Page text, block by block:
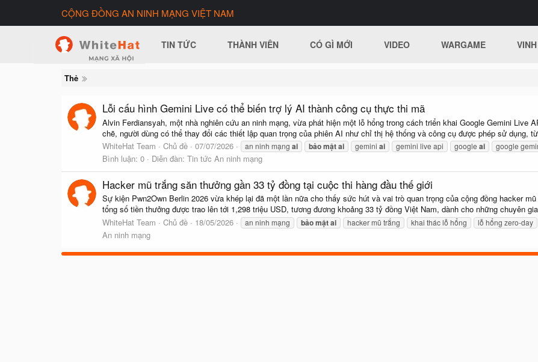
CỘNG ĐỒNG AN NINH MẠNG VIỆT NAM
TIN TỨC THÀNH VIÊN CÓ GÌ MỚI VIDEO WARGAME
Thẻ
Lỗi cấu hình Gemini Live có thể biến trợ lý AI thành công cụ thực thi mã
Alvin Ferdiansyah, một nhà nghiên cứu an ninh mạng, vừa phát hiện một lỗ hổng trong cách triển khai Google Gemini Live
chẽ, người dùng có thể thay đổi các thiết lập quan trọng của phiên AI như chỉ thị hệ thống và công cụ được phép sử dụng,
WhiteHat Team
Chủ đề 07/07/2026 an ninh mạng ai bảomậtai gemini ai gemini live api google ai google
Bình luận: 0 Diễn đàn: Tin tức An ninh mạng
Hacker mũ trắng săn thưởng gần 33 tỷ đồng tại cuộc thi hàng đầu thế giới
Sự kiện Pwn2Own Berlin 2026 vừa khép lại đã một lần nữa cho thấy sức hút và vai trò quan trọng của cộng đồng hacker
tổng số tiền thưởng được trao lên tới 1,298 triệu USD, tương đương khoảng 33 tỷ đồng Việt Nam, dành cho những chuyên
WhiteHat Team
Chủ đề 18/05/2026 an ninh mạng bảomậtai hacker mũ trắng khai thác lỗ hổng lỗ hổng zero-day
An ninh mạng